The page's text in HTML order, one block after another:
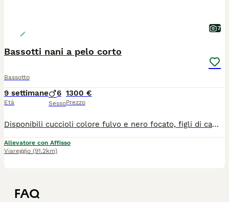
7
Bassotti nani a pelo corto
Bassotto
9 settimane
Età
6
Sesso
1300 €
Prezzo
Disponibili cuccioli colore fulvo e nero focato, figli di campioni di bellezza, carattere molto dolce pronti ad agosto. Visibili con entrambe i genitori.
Allevatore con Affisso
Viareggio (91.2km)
FAQ